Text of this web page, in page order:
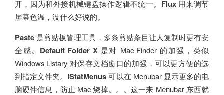
开，因为和外接机械键盘操作逻辑不统一。 Flux用来调节
屏幕色温，没什么好说的。
Paste是剪贴板管理工具，多条剪贴条目让人复制时更有安
全感。 Default Folder X 是对 Mac Finder 的加强，类似
Windows Listary 对保存文档窗口的加强，可以更方便的选
到指定文件夹。 iStatMenus可以在 Menubar 显示更多的电
脑硬件信息，防止 Mac 烧掉。。。这一来 Menubar 东西就